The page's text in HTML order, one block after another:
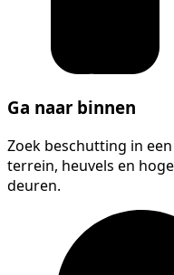
Ga naar binnen
Zoek beschutting in
terrein, heuvels en
deuren.